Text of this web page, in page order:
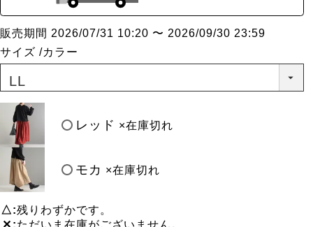
販売期間 2026/07/31 10:20 〜 2026/09/30 23:59
サイズ
カラー
レッド ×在庫切れ
モカ ×在庫切れ
△ 残りわずかです。